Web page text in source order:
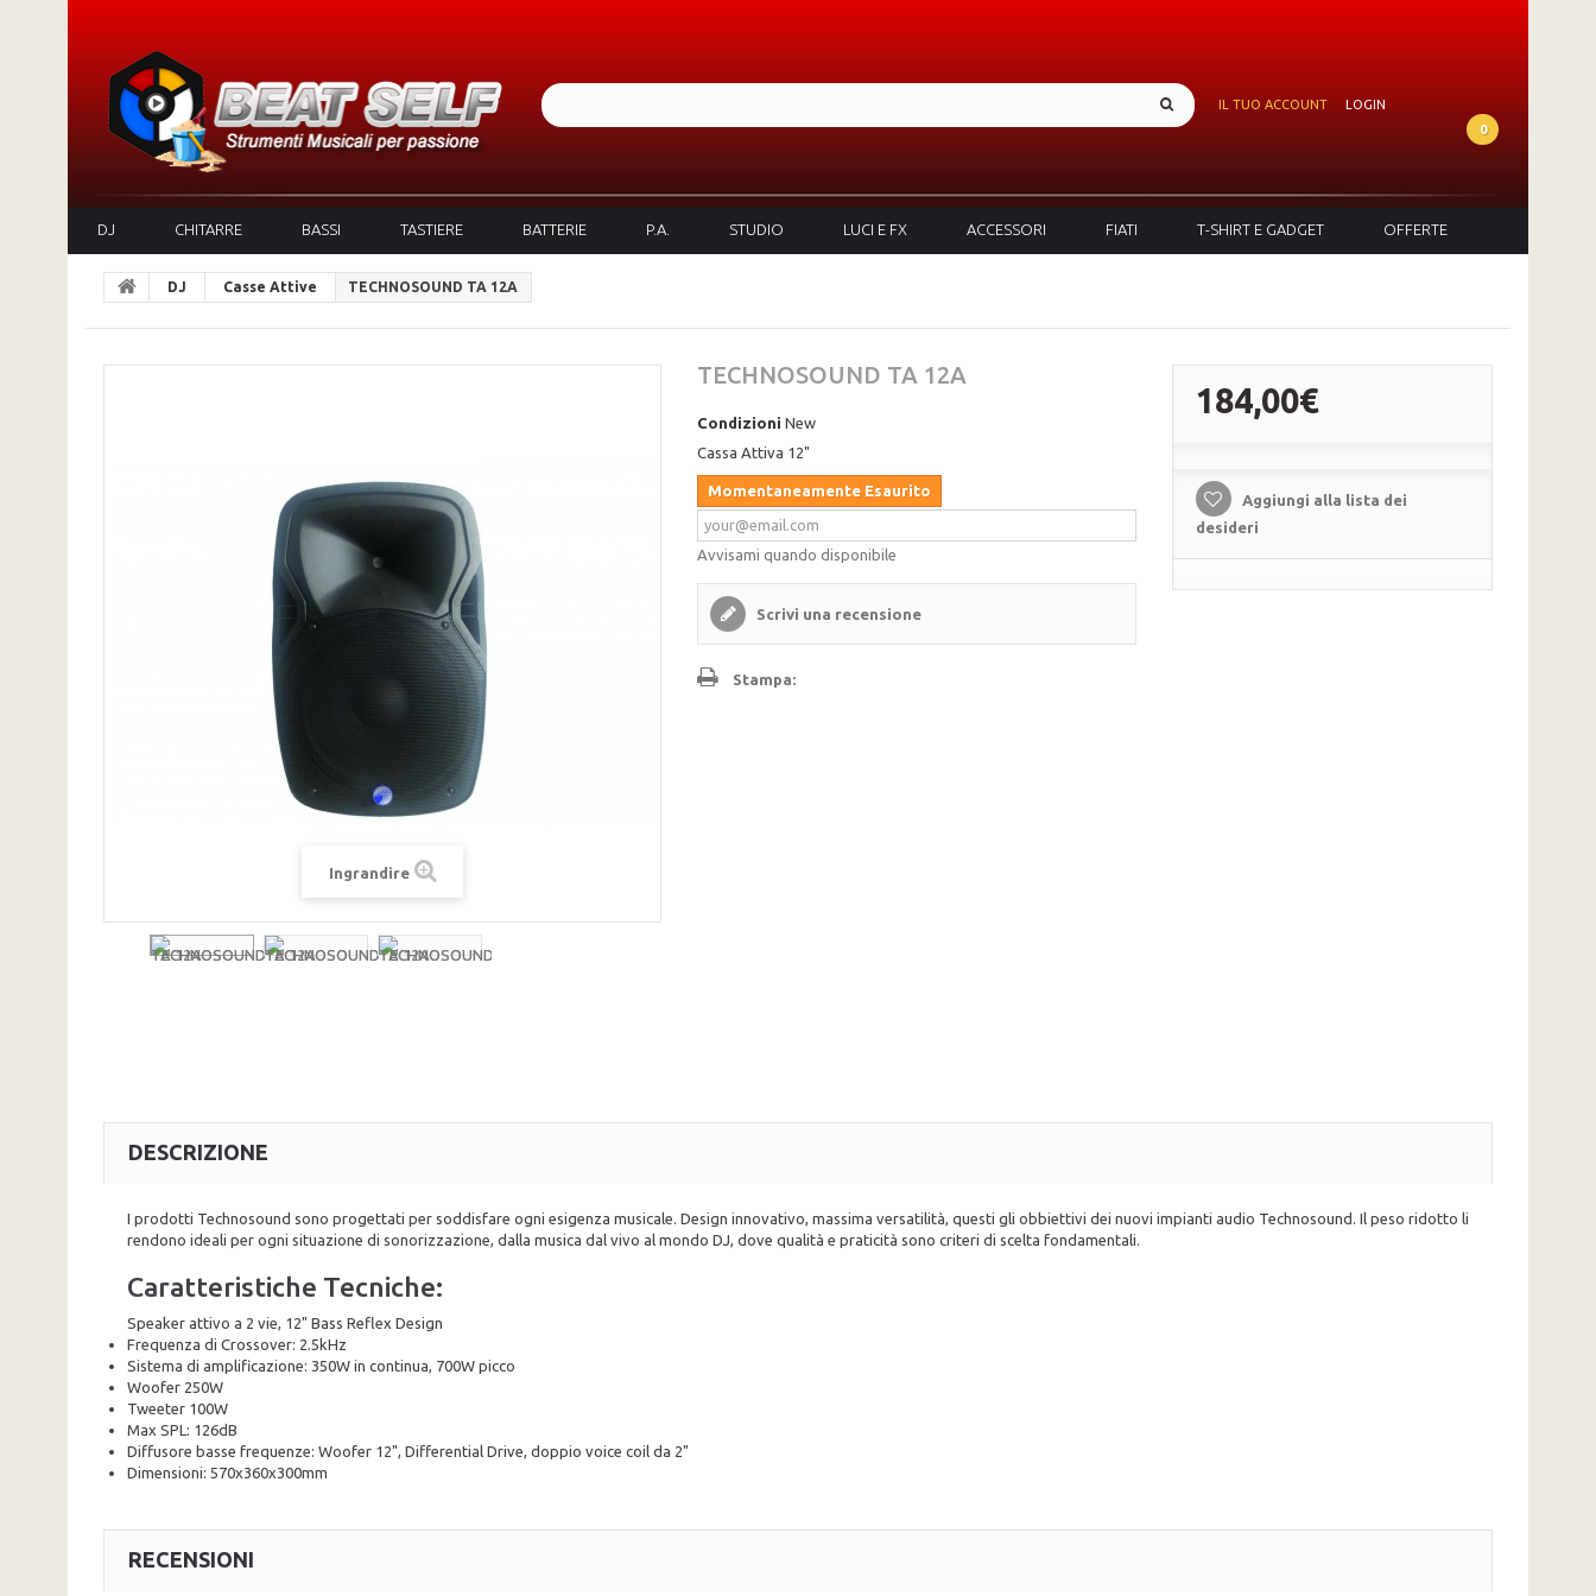
IL TUO ACCOUNT
LOGIN
0
DJ CHITARRE BASSI TASTIERE BATTERIE P.A. STUDIO LUCI E FX ACCESSORI FIATI T-SHIRT E GADGET OFFERTE
DJ Casse Attive TECHNOSOUND TA 12A
Ingrandire
TECHNOSOUND TA 12A
Condizioni New
Cassa Attiva 12"
Momentaneamente Esaurito
Avvisami quando disponibile
Scrivi una recensione
Stampa:
184,00€
Aggiungi alla lista dei
desideri
DESCRIZIONE
I prodotti Technosound sono progettati per soddisfare ogni esigenza musicale. Design innovativo, massima versatilità, questi gli obbiettivi dei nuovi impianti audio Technosound. Il peso ridotto li
rendono ideali per ogni situazione di sonorizzazione, dalla musica dal vivo al mondo DJ, dove qualità e praticità sono criteri di scelta fondamentali.
Caratteristiche Tecniche:
Speaker attivo a 2 vie, 12" Bass Reflex Design
Frequenza di Crossover: 2.5kHz
Sistema di amplificazione: 350W in continua, 700W picco
Woofer 250W
Tweeter 100W
Max SPL: 126dB
Diffusore basse frequenze: Woofer 12", Differential Drive, doppio voice coil da 2"
Dimensioni: 570x360x300mm
RECENSIONI